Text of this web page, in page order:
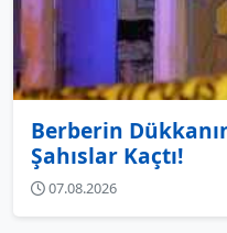
Berberin
Şahıslar Kaçtı!
07.08.2026